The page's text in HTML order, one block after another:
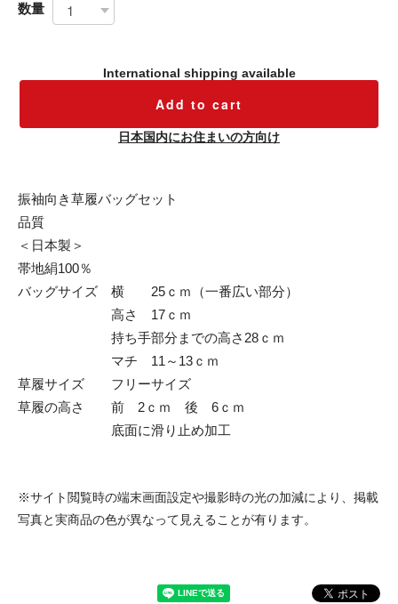
数量
International shipping available
Add to cart
日本国内にお住まいの方向け
振袖向き草履バッグセット
品質
＜日本製＞
帯地絹100％
バッグサイズ 横 25ｃｍ（一番広い部分）
高さ 17ｃｍ
持ち手部分までの高さ28ｃｍ
マチ 11～13ｃｍ
草履サイズ フリーサイズ
草履の高さ 前 2ｃｍ 後 6ｃｍ
底面に滑り止め加工
※サイト閲覧時の端末画面設定や撮影時の光の加減により、掲載
写真と実商品の色が異なって見えることが有ります。